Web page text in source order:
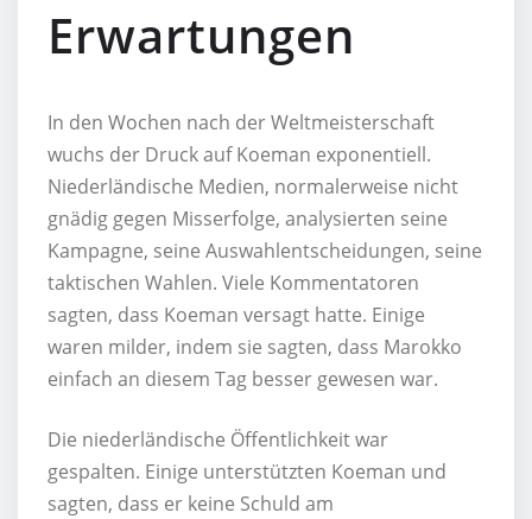
Erwartungen
In den Wochen nach der Weltmeisterschaft
wuchs der Druck auf Koeman exponentiell.
Niederländische Medien, normalerweise nicht
gnädig gegen Misserfolge, analysierten seine
Kampagne, seine Auswahlentscheidungen, seine
taktischen Wahlen. Viele Kommentatoren
sagten, dass Koeman versagt hatte. Einige
waren milder, indem sie sagten, dass Marokko
einfach an diesem Tag besser gewesen war.
Die niederländische Öffentlichkeit war
gespalten. Einige unterstützten Koeman und
sagten, dass er keine Schuld am